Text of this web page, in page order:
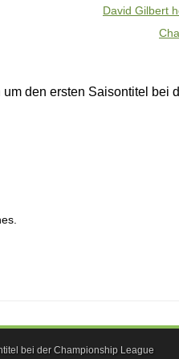
David Gilbert
um den ersten Saisontitel bei
bei der Championship League